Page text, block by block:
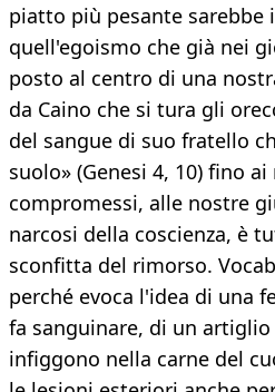
piatto più pesante sarebbe
quell'egoismo che già nei
posto al centro di una
da Caino che si tura gli
del sangue di suo fratello
suolo» (Genesi 4, 10) fino
compromessi, alle nostre
narcosi della coscienza, è
sconfitta del rimorso.
perché evoca l'idea di una
fa sanguinare, di un artiglio
infiggono nella carne del